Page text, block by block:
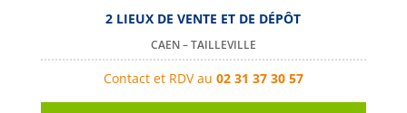
2 LIEUX DE VENTE ET DE DÉPÔT
CAEN – TAILLEVILLE
Contact et RDV au 02 31 37 30 57